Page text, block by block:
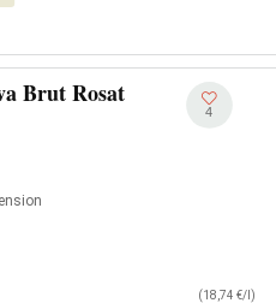
Brut Rosat
4
(18,74 €/l)